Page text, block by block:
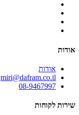
אודות
אודות
miri@dafram.co.il
08-9467997
שירות לקוחות